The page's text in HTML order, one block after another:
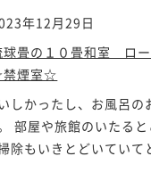
年12月29日
球畳の１０畳和室 ロ
煙室☆
しかったし、お風呂の
部屋や旅館のいたる
除もいきとどいていて